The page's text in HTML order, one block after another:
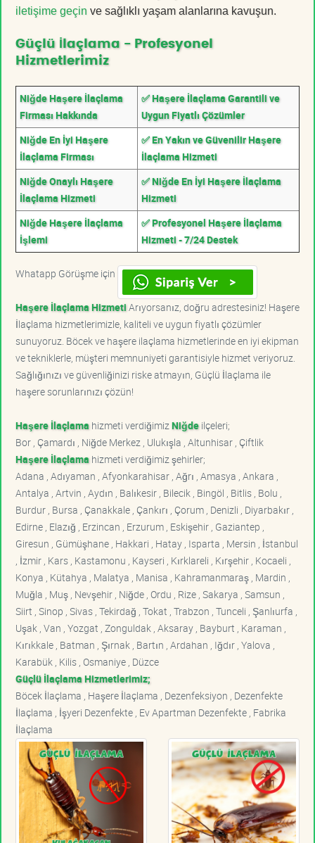
iletişime geçin ve sağlıklı yaşam alanlarına kavuşun.
Güçlü İlaçlama - Profesyonel
Hizmetlerimiz
Niğde Haşere İlaçlama
Firması Hakkında
✅ Haşere İlaçlama Garantili ve
Uygun Fiyatlı Çözümler
Niğde En İyi Haşere
İlaçlama Firması
✅ En Yakın ve Güvenilir Haşere
İlaçlama Hizmeti
Niğde Onaylı Haşere
İlaçlama Hizmeti
✅ Niğde En İyi Haşere İlaçlama
Hizmeti
Niğde Haşere İlaçlama
İşlemi
✅ Profesyonel Haşere İlaçlama
Hizmeti - 7/24 Destek
Whatapp Görüşme için
Haşere İlaçlama HizmetiArıyorsanız, doğru adrestesiniz! Haşere
İlaçlama hizmetlerimizle, kaliteli ve uygun fiyatlı çözümler
sunuyoruz. Böcek ve haşere ilaçlama hizmetlerinde en iyi ekipman
ve tekniklerle, müşteri memnuniyeti garantisiyle hizmet veriyoruz.
Sağlığınızı ve güvenliğinizi riske atmayın, Güçlü İlaçlama ile
haşere sorunlarınızı çözün!
Haşere İlaçlama hizmeti verdiğimiz Niğdeilçeleri;
Bor , Çamardı , Niğde Merkez , Ulukışla , Altunhisar , Çiftlik
Haşere İlaçlama hizmeti verdiğimiz şehirler;
Adana , Adıyaman , Afyonkarahisar , Ağrı , Amasya , Ankara ,
Antalya , Artvin , Aydın , Balıkesir , Bilecik , Bingöl , Bitlis , Bolu ,
Burdur , Bursa , Çanakkale , Çankırı , Çorum , Denizli , Diyarbakır ,
Edirne , Elazığ , Erzincan , Erzurum , Eskişehir , Gaziantep ,
Giresun , Gümüşhane , Hakkari , Hatay , Isparta , Mersin , İstanbul
, İzmir , Kars , Kastamonu , Kayseri , Kırklareli , Kırşehir , Kocaeli ,
Konya , Kütahya , Malatya , Manisa , Kahramanmaraş , Mardin ,
Muğla , Muş , Nevşehir , Niğde , Ordu , Rize , Sakarya , Samsun ,
Siirt , Sinop , Sivas , Tekirdağ , Tokat , Trabzon , Tunceli , Şanlıurfa ,
Uşak , Van , Yozgat , Zonguldak , Aksaray , Bayburt , Karaman ,
Kırıkkale , Batman , Şırnak , Bartın , Ardahan , Iğdır , Yalova ,
Karabük , Kilis , Osmaniye , Düzce
Güçlü İlaçlama Hizmetlerimiz;
Böcek İlaçlama , Haşere İlaçlama , Dezenfeksiyon , Dezenfekte
İlaçlama , İşyeri Dezenfekte , Ev Apartman Dezenfekte , Fabrika
İlaçlama